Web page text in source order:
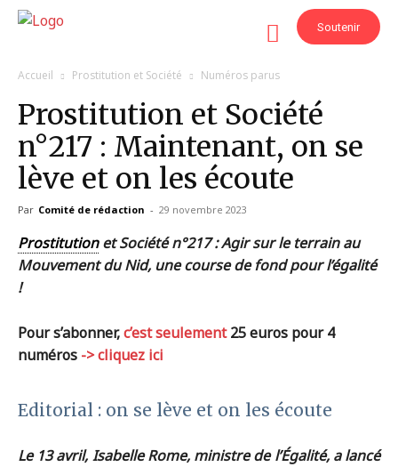
Soutenir
Accueil Prostitution et Société Numéros parus
Prostitution et Société
n°217 : Maintenant, on se
lève et on les écoute
Par Comité de rédaction - 29 novembre 2023
Prostitutionet Société n°217 : Agir sur le terrain au
Mouvement du Nid, une course de fond pour l’égalité
!
Pour s’abonner,c’est seulement25 euros pour 4
numéros -> cliquez ici
Editorial : on se lève et on les écoute
Le 13 avril, Isabelle Rome, ministre de l’Égalité, a lancé